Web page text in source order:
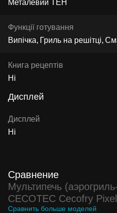
Металевий ТЕН
Функції готування
Випічка Гриль на решітці
Книга рецептів
Ні
Дисплей
Дисплей
Ні
Сравнение
Мультипечь
CECOTEC Cecofry
Сравнить больше моделей